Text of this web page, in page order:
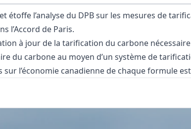
étoffe l’analyse du DPB sur les mesures de
l’Accord de Paris.
à jour de la tarification du carbone
du carbone au moyen d’un système de
l’économie canadienne de chaque formule